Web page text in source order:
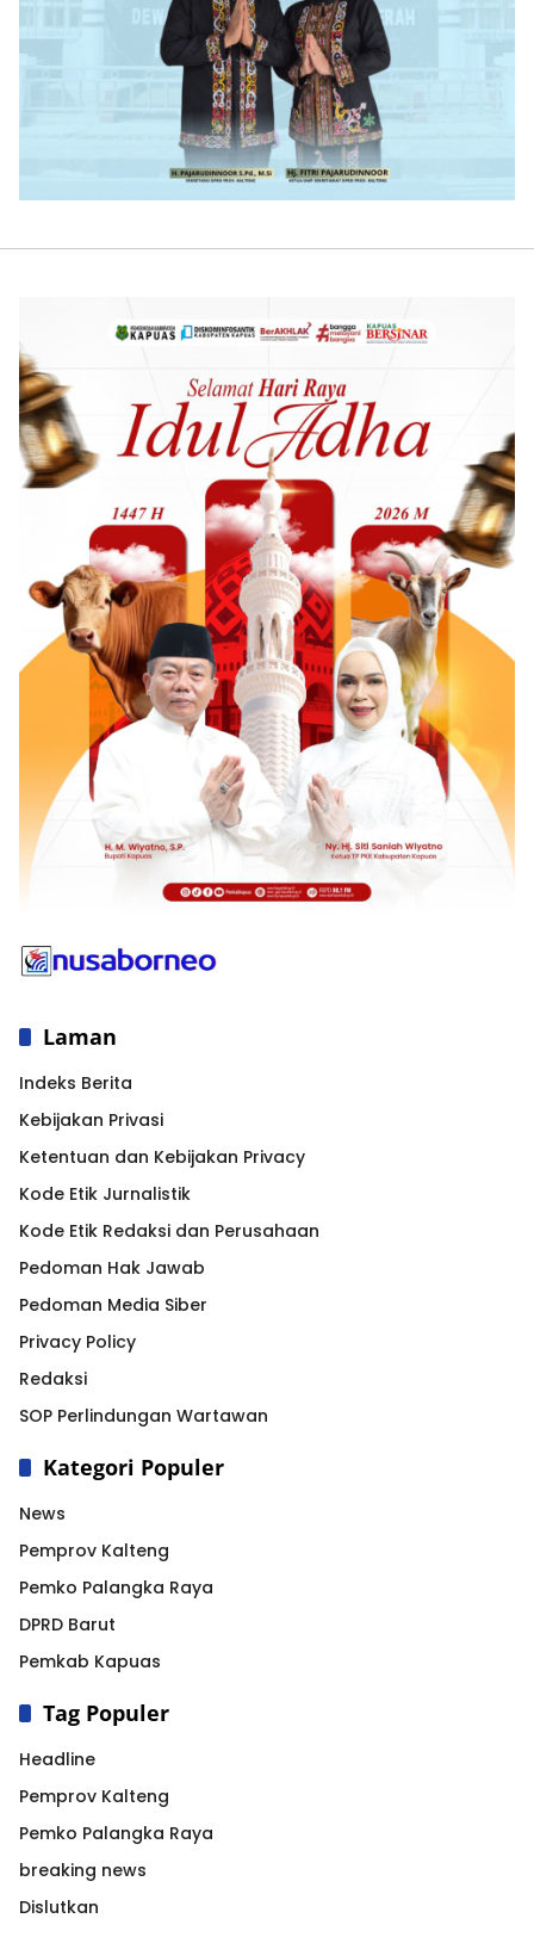
Laman
Indeks Berita
Kebijakan Privasi
Ketentuan dan Kebijakan Privacy
Kode Etik Jurnalistik
Kode Etik Redaksi dan Perusahaan
Pedoman Hak Jawab
Pedoman Media Siber
Privacy Policy
Redaksi
SOP Perlindungan Wartawan
Kategori Populer
News
Pemprov Kalteng
Pemko Palangka Raya
DPRD Barut
Pemkab Kapuas
Tag Populer
Headline
Pemprov Kalteng
Pemko Palangka Raya
breaking news
Dislutkan